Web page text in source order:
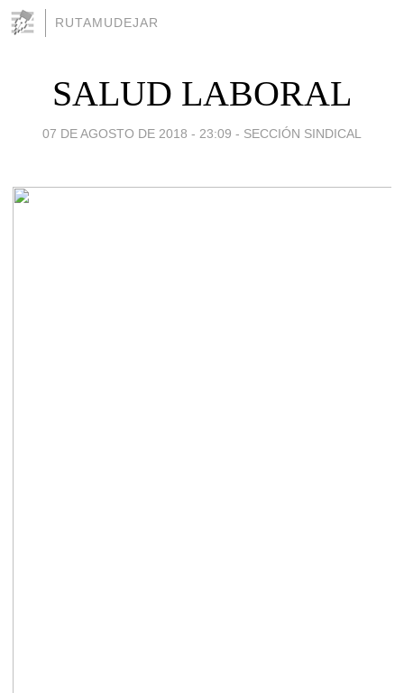
RUTAMUDEJAR
SALUD LABORAL
07 DE AGOSTO DE 2018 - 23:09 - SECCIÓN SINDICAL